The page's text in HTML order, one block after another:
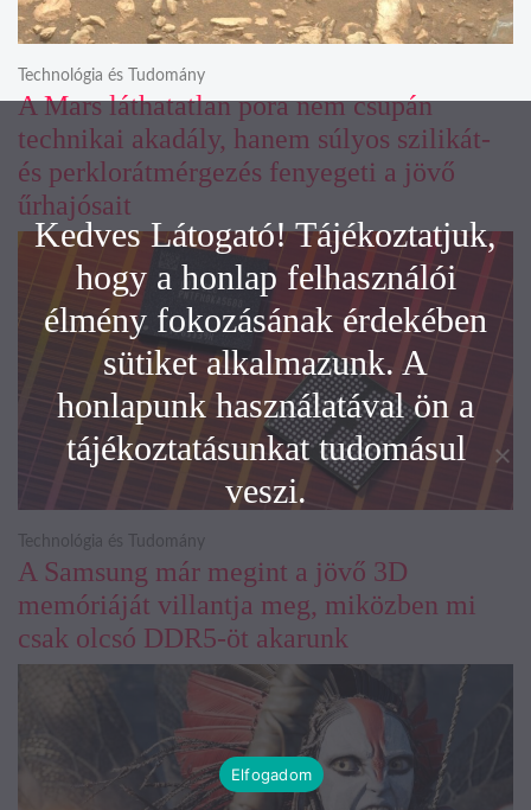
A Mars láthatatlan pora nem csupán
technikai akadály, hanem súlyos szilikát-
és perklorátmérgezés fenyegeti a jövő
űrhajósait
Technológia és Tudomány
A Samsung már megint a jövő 3D
memóriáját villantja meg, miközben mi
csak olcsó DDR5-öt akarunk
Technológia és Tudomány
Kedves Látogató! Tájékoztatjuk,
hogy a honlap felhasználói
élmény fokozásának érdekében
sütiket alkalmazunk. A
honlapunk használatával ön a
tájékoztatásunkat tudomásul
veszi.
Elfogadom